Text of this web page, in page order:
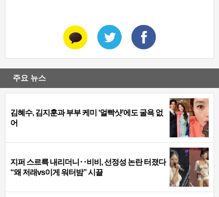
주요 뉴스
김혜수, 김지훈과 부부 케미 ‘얼빡샷’에도 굴욕 없
어
지퍼 스르륵 내리더니‥비비, 선정성 논란 터졌다
“왜 저래vs이게 워터밤” 시끌